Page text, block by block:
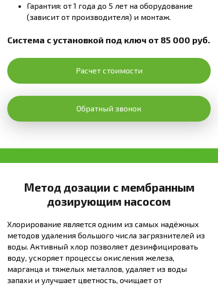
Гарантия: от 1 года до 5 лет на оборудование
(зависит от производителя) и монтаж.
Система с установкой под ключ от 85 000 руб.
Расчет стоимости
Обратный звонок
Метод дозации с мембранным
дозирующим насосом
Хлорирование является одним из самых надёжных
методов удаления большого числа загрязнителей из
воды. Активный хлор позволяет дезинфицировать
воду, ускоряет процессы окисления железа,
марганца и тяжелых металлов, удаляет из воды
запахи и улучшает цветность, очищает от